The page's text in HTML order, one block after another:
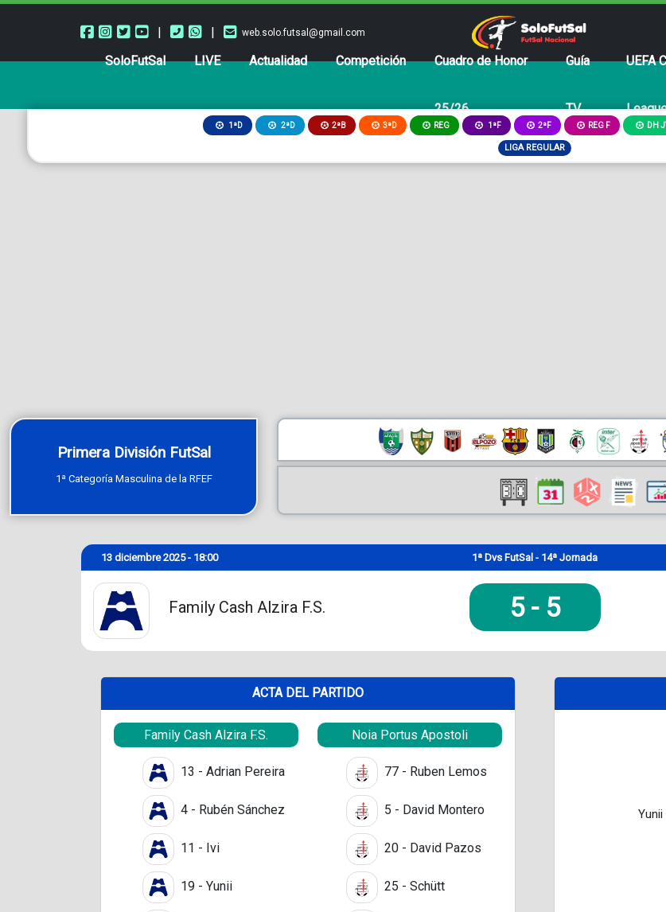
| | web.solo.futsal@gmail.com
SoloFutSal LIVE Actualidad Competición Cuadro de Honor
25/26
Guía
TV
UEFA
1ªD 2ªD 2ªB 3ªD REG 1ªF 2ªF REG F DH
LIGA REGULAR
Primera División FutSal
1ª Categoría Masculina de la RFEF
13 diciembre 2025 - 18:00 1ª Dvs FutSal - 14ª Jornada
Family Cash Alzira F.S. 5- 5
ACTA DEL PARTIDO
Family Cash Alzira F.S.
13 - Adrian Pereira
4 - Rubén Sánchez
11 - Ivi
19 - Yunii
Noia Portus Apostoli
77 - Ruben Lemos
5 - David Montero
20 - David Pazos
25 - Schütt